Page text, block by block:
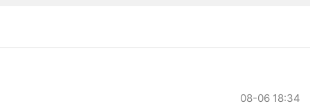
08-06 18:34